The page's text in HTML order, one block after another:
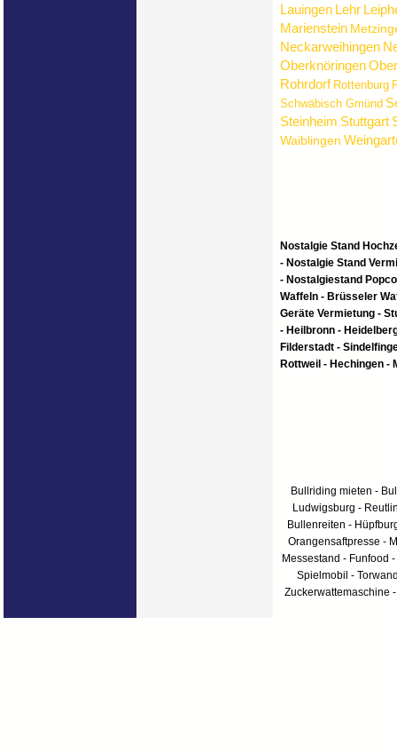
Lauingen Lehr
Marienstein
Neckarweihingen
Oberknöringen
Rohrdorf Rottenburg
Schwäbisch Gmünd
Steinheim Stuttgart
Waiblingen
Nostalgie Stand
- Nostalgie Stand
- Nostalgiestand
Waffeln - Brüsseler
Geräte Vermietung -
- Heilbronn -
Filderstadt -
Rottweil - Hechingen -
Bullriding mieten -
Ludwigsburg -
Bullenreiten -
Orangensaftpresse -
Messestand - Funfood
Spielmobil -
Zuckerwattemaschine